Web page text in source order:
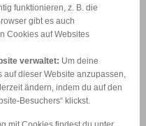
funktionieren, z. B. die
gibt es auch
Cookies auf Websites
verwaltet: Um deine
auf dieser Website anzupassen,
ändern, indem du auf den
Besuchers“ klickst.